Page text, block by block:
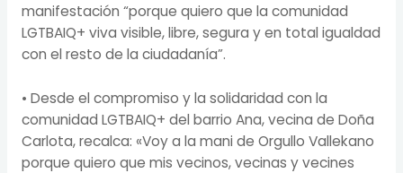
manifestación “porque quiero que la comunidad
LGTBAIQ+ viva visible, libre, segura y en total igualdad
con el resto de la ciudadanía”.
• Desde el compromiso y la solidaridad con la
comunidad LGTBAIQ+ del barrio Ana, vecina de Doña
Carlota, recalca: «Voy a la mani de Orgullo Vallekano
porque quiero que mis vecinos, vecinas y vecines